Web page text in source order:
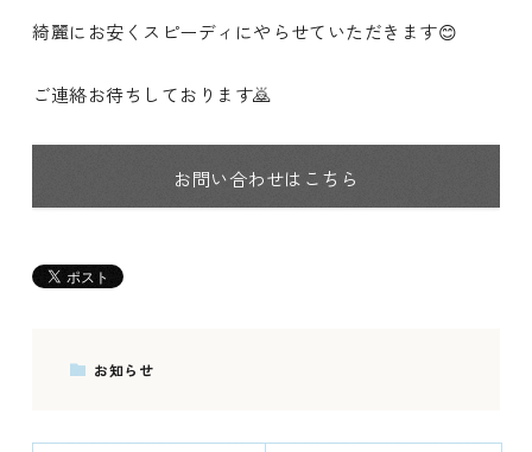
綺麗にお安くスピーディにやらせていただきます😊
ご連絡お待ちしております🙇
お問い合わせはこちら
お知らせ